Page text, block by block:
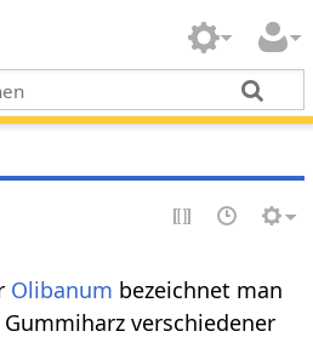
Olibanum bezeichnet man
verschiedener